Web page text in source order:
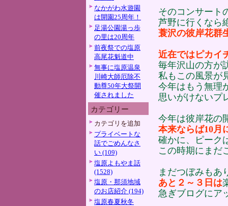
なかがわ水遊園
は開園25周年！
足湯公園湯っ歩
の里は20周年
前夜祭での塩原
高尾花魁道中
無事に塩原温泉
川崎大師厄除不
動尊50年大祭開
催されました
カテゴリー
カテゴリを追加
プライベートな
話でごめんなさ
い (109)
塩原よもやま話
(1528)
塩原・那須地域
のお店紹介 (194)
塩原春夏秋冬
そのコンサート
芦野に行くなら
蓑沢の彼岸花群
近在ではピカイ
毎年沢山の方が
私もこの風景が
今年はもう無理
思いがけないプ
今年は彼岸花の
本来ならば10月
確かに、ピーク
この時期にまだ
まだつぼみもあ
あと２～３日は
急ぎブログにア